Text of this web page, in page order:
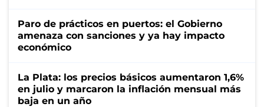
Paro de prácticos en puertos: el Gobierno
amenaza con sanciones y ya hay impacto
económico
La Plata: los precios básicos aumentaron 1,6%
en julio y marcaron la inflación mensual más
baja en un año